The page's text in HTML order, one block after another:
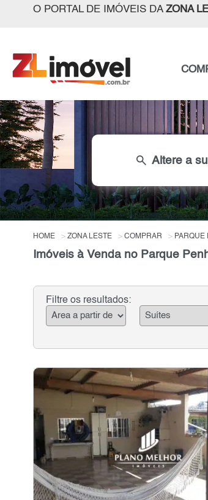
O PORTAL DE IMÓVEIS DA ZONA
search Altere a
HOME ZONA LESTE COMPRAR PARQUE
Imóveis à Venda no Parque
Filtre os resultados: